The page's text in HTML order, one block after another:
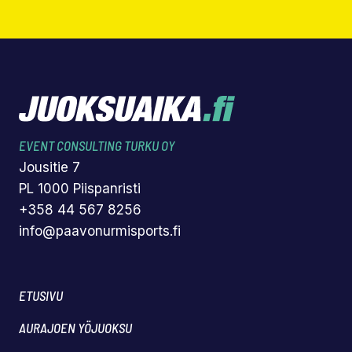
EVENT CONSULTING TURKU OY
Jousitie 7
PL 1000 Piispanristi
+358 44 567 8256
info@paavonurmisports.fi
ETUSIVU
AURAJOEN YÖJUOKSU